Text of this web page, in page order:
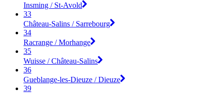
Insming / St-Avold
33
Château-Salins / Sarrebourg
34
Racrange / Morhange
35
Wuisse / Château-Salins
36
Gueblange-les-Dieuze / Dieuze
39